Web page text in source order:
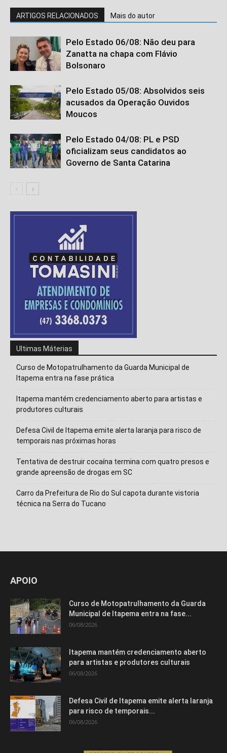
ARTIGOS RELACIONADOS Mais do autor
Pelo Estado 06/08: Não deu para
Zanatta na chapa com Flávio
Bolsonaro
Pelo Estado 05/08: Absolvidos seis
acusados da Operação Ouvidos
Moucos
Pelo Estado 04/08: PL e PSD
oficializam seus candidatos ao
Governo de Santa Catarina
Ultimas Máterias
Curso de Motopatrulhamento da Guarda Municipal de
Itapema entra na fase prática
Itapema mantém credenciamento aberto para artistas e
produtores culturais
Defesa Civil de Itapema emite alerta laranja para risco de
temporais nas próximas horas
Tentativa de destruir cocaína termina com quatro presos e
grande apreensão de drogas em SC
Carro da Prefeitura de Rio do Sul capota durante vistoria
técnica na Serra do Tucano
APOIO
Curso de Motopatrulhamento da Guarda
Municipal de Itapema entra na fase...
06/08/2026
Itapema mantém credenciamento aberto
para artistas e produtores culturais
06/08/2026
Defesa Civil de Itapema emite alerta laranja
para risco de temporais...
06/08/2026